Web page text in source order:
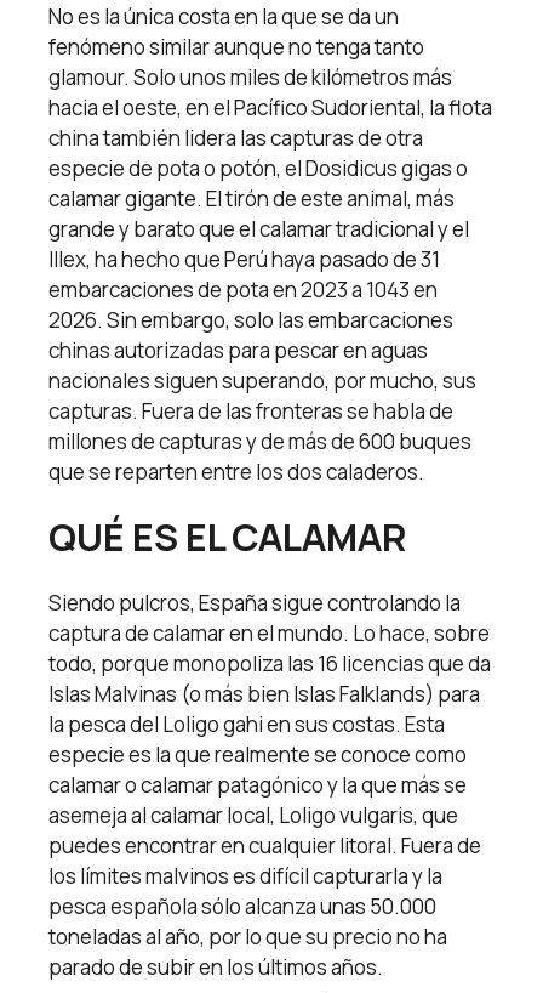
No es la única costa en la que se da un
fenómeno similar aunque no tenga tanto
glamour. Solo unos miles de kilómetros más
hacia el oeste, en el Pacífico Sudoriental, la flota
china también lidera las capturas de otra
especie de pota o potón, el Dosidicus gigas o
calamar gigante. El tirón de este animal, más
grande y barato que el calamar tradicional y el
Illex, ha hecho que Perú haya pasado de 31
embarcaciones de pota en 2023 a 1043 en
2026. Sin embargo, solo las embarcaciones
chinas autorizadas para pescar en aguas
nacionales siguen superando, por mucho, sus
capturas. Fuera de las fronteras se habla de
millones de capturas y de más de 600 buques
que se reparten entre los dos caladeros.
QUÉ ES EL CALAMAR
Siendo pulcros, España sigue controlando la
captura de calamar en el mundo. Lo hace, sobre
todo, porque monopoliza las 16 licencias que da
Islas Malvinas (o más bien Islas Falklands) para
la pesca del Loligo gahi en sus costas. Esta
especie es la que realmente se conoce como
calamar o calamar patagónico y la que más se
asemeja al calamar local, Loligo vulgaris, que
puedes encontrar en cualquier litoral. Fuera de
los límites malvinos es difícil capturarla y la
pesca española sólo alcanza unas 50.000
toneladas al año, por lo que su precio no ha
parado de subir en los últimos años.